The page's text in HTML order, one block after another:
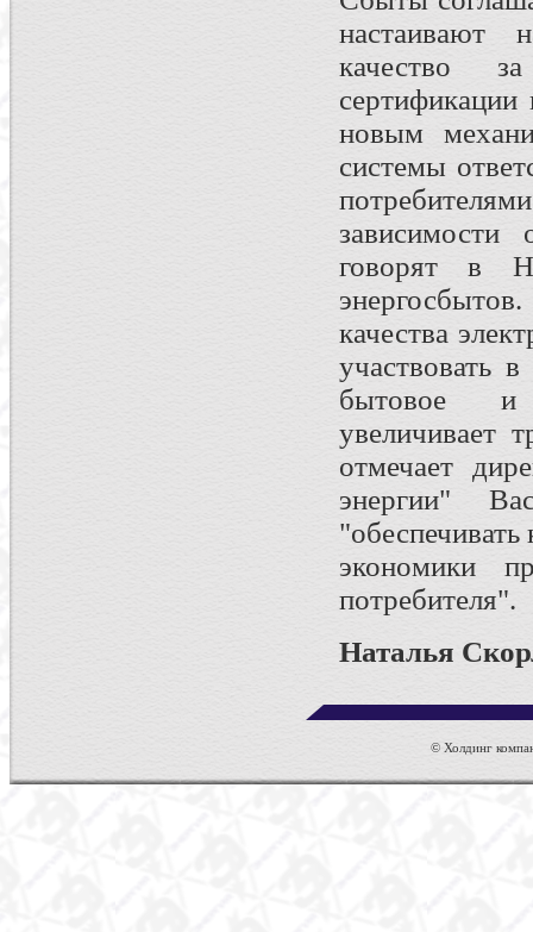
настаивают
качество
новым
системы
зависимости
говорят в
качества
участвовать
бытовое и
увеличивает
отмечает
энергии"
"обеспечивать
экономики
потребителя".
Наталья
© Холдинг